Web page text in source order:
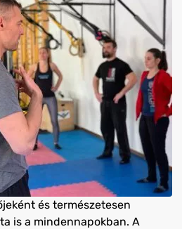
és természetesen
is a mindennapokban. A